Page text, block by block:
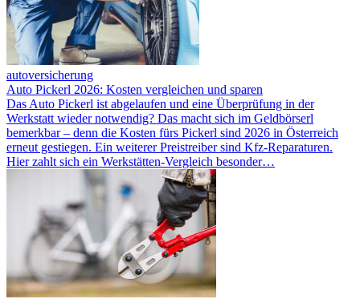
autoversicherung
Auto Pickerl 2026: Kosten vergleichen und sparen
Das Auto Pickerl ist abgelaufen und eine Überprüfung in der
Werkstatt wieder notwendig? Das macht sich im Geldbörserl
bemerkbar – denn die Kosten fürs Pickerl sind 2026 in Österreich
erneut gestiegen. Ein weiterer Preistreiber sind Kfz-Reparaturen.
Hier zahlt sich ein Werkstätten-Vergleich besonder…